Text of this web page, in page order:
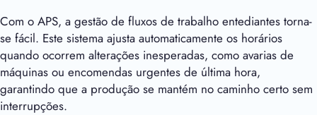
Com o APS, a gestão de fluxos de trabalho entediantes torna-
se fácil. Este sistema ajusta automaticamente os horários
quando ocorrem alterações inesperadas, como avarias de
máquinas ou encomendas urgentes de última hora,
garantindo que a produção se mantém no caminho certo sem
interrupções.